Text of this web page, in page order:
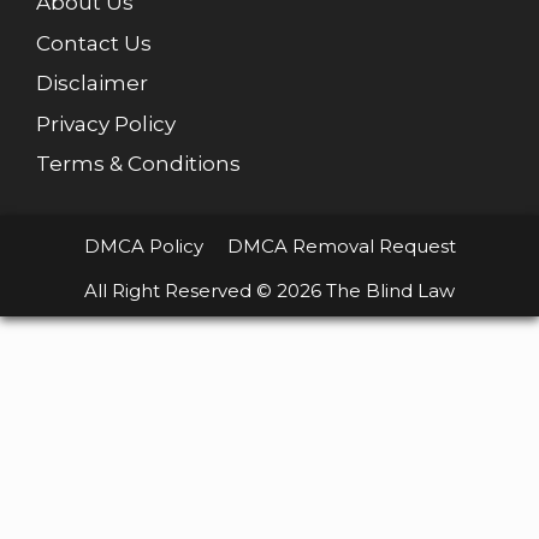
Contact Us
Disclaimer
Privacy Policy
Terms & Conditions
DMCA Policy
DMCA Removal Request
All Right Reserved © 2026 The Blind Law